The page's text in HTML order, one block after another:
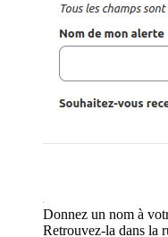
Donnez un nom à
Retrouvez-la dans la